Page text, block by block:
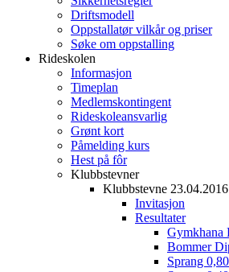
Driftsmodell
Oppstallatør vilkår og priser
Søke om oppstalling
Rideskolen
Informasjon
Timeplan
Medlemskontingent
Rideskoleansvarlig
Grønt kort
Påmelding kurs
Hest på fôr
Klubbstevner
Klubbstevne 23.04.2016
Invitasjon
Resultater
Gymkhana
Bommer
Sprang